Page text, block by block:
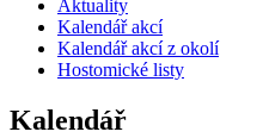
Aktuality
Kalendář akcí
Kalendář akcí z okolí
Hostomické listy
Kalendář